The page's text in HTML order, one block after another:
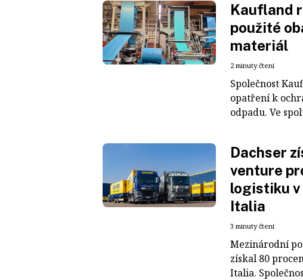
Kaufland
použité
materiál
2 minuty čtení
Společnost
opatření k
odpadu. Ve
Dachser
venture
logistiku v
Italia
3 minuty čtení
Mezinárodní
získal 80
Italia.